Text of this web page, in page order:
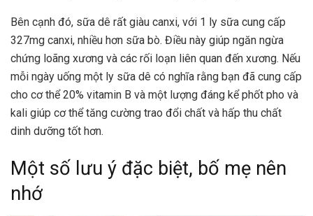
Bên cạnh đó, sữa dê rất giàu canxi, với 1 ly sữa cung cấp
327mg canxi, nhiều hơn sữa bò. Điều này giúp ngăn ngừa
chứng loãng xương và các rối loạn liên quan đến xương. Nếu
mỗi ngày uống một ly sữa dê có nghĩa rằng bạn đã cung cấp
cho cơ thể 20% vitamin B và một lượng đáng kể phốt pho và
kali giúp cơ thể tăng cường trao đổi chất và hấp thu chất
dinh dưỡng tốt hơn.
Một số lưu ý đặc biệt, bố mẹ nên
nhớ